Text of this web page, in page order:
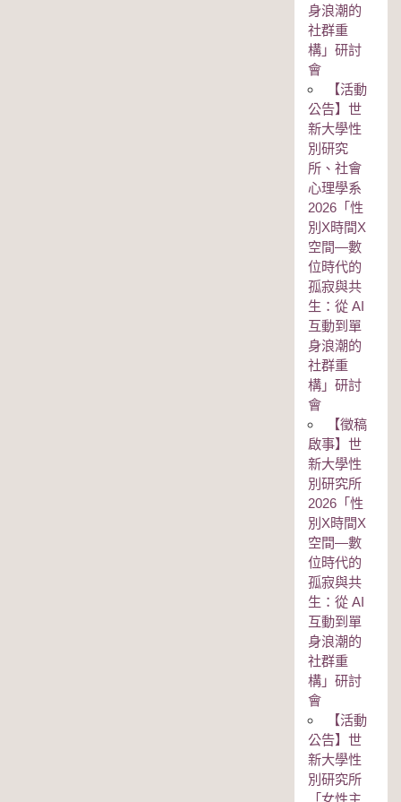
身浪潮的
社群重
構」研討
會
【活動
公告】世
新大學性
別研究
所、社會
心理學系
2026「性
別Χ時間Χ
空間—數
位時代的
孤寂與共
生：從 AI
互動到單
身浪潮的
社群重
構」研討
會
【徵稿
啟事】世
新大學性
別研究所
2026「性
別Χ時間Χ
空間—數
位時代的
孤寂與共
生：從 AI
互動到單
身浪潮的
社群重
構」研討
會
【活動
公告】世
新大學性
別研究所